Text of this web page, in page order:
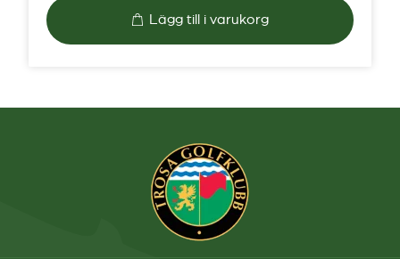
Lägg till i varukorg